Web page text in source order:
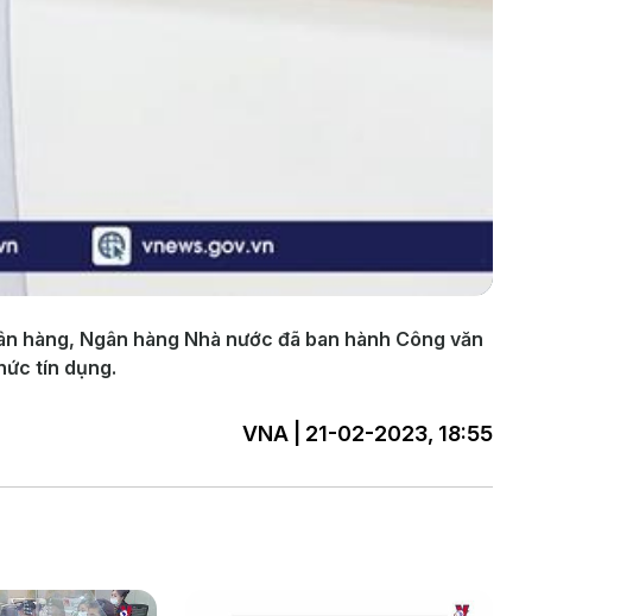
hàng, Ngân hàng Nhà nước đã ban hành Công văn
tín dụng.
VNA | 21-02-2023, 18:55